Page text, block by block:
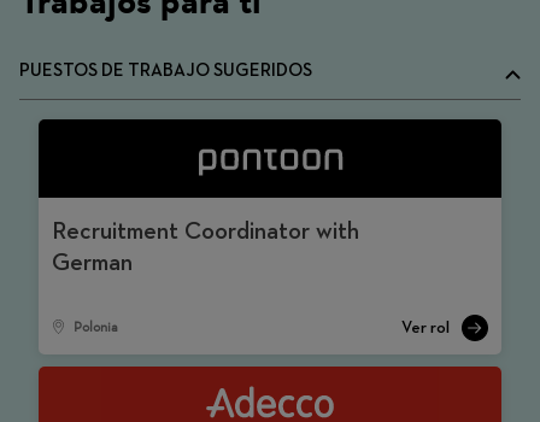
PUESTOS DE TRABAJO SUGERIDOS
Recruitment Coordinator with
German
Polonia